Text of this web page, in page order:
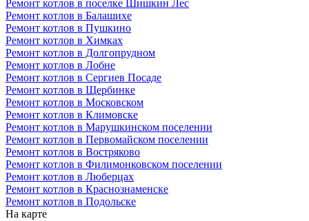
Ремонт котлов в поселке Шишкин Лес
Ремонт котлов в Балашихе
Ремонт котлов в Пушкино
Ремонт котлов в Химках
Ремонт котлов в Долгопрудном
Ремонт котлов в Лобне
Ремонт котлов в Сергиев Посаде
Ремонт котлов в Щербинке
Ремонт котлов в Московском
Ремонт котлов в Климовске
Ремонт котлов в Марушкинском поселении
Ремонт котлов в Первомайском поселении
Ремонт котлов в Востряково
Ремонт котлов в Филимонковском поселении
Ремонт котлов в Люберцах
Ремонт котлов в Краснознаменске
Ремонт котлов в Подольске
На карте